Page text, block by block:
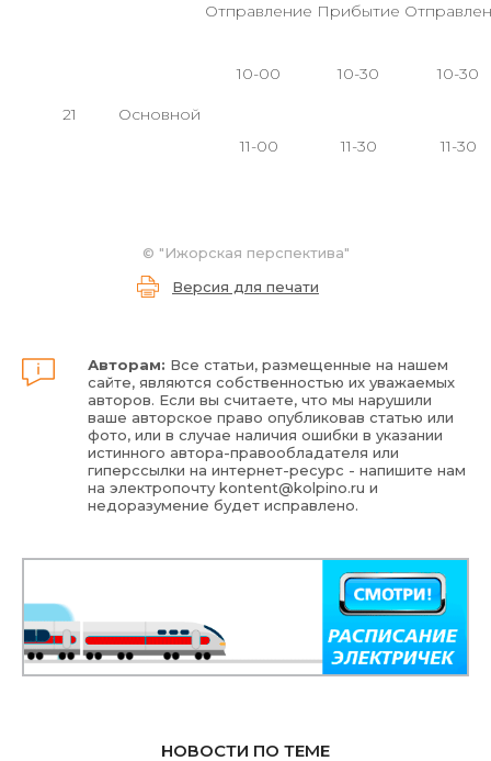
Отправление Прибытие
21 Основной
10-00 10-30 10-30
11-00 11-30 11-30
© "Ижорская перспектива"
Версия для печати
Авторам: Все статьи, размещенные на нашем
сайте, являются собственностью их уважаемых
авторов. Если вы считаете, что мы нарушили
ваше авторское право опубликовав статью или
фото, или в случае наличия ошибки в указании
истинного автора-правообладателя или
гиперссылки на интернет-ресурс - напишите нам
на электропочтуkontent@kolpino.ru и
недоразумение будет исправлено.
НОВОСТИ ПО ТЕМЕ